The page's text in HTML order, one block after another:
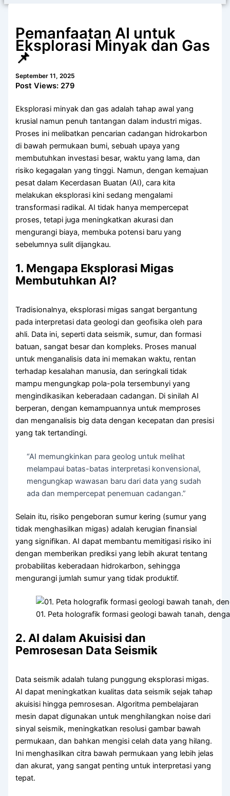
Pemanfaatan AI untuk
Eksplorasi Minyak dan Gas
📌
September 11, 2025
Post Views: 279
Eksplorasi minyak dan gas adalah tahap awal yang
krusial namun penuh tantangan dalam industri migas.
Proses ini melibatkan pencarian cadangan hidrokarbon
di bawah permukaan bumi, sebuah upaya yang
membutuhkan investasi besar, waktu yang lama, dan
risiko kegagalan yang tinggi. Namun, dengan kemajuan
pesat dalam Kecerdasan Buatan (AI), cara kita
melakukan eksplorasi kini sedang mengalami
transformasi radikal. AI tidak hanya mempercepat
proses, tetapi juga meningkatkan akurasi dan
mengurangi biaya, membuka potensi baru yang
sebelumnya sulit dijangkau.
1. Mengapa Eksplorasi Migas
Membutuhkan AI?
Tradisionalnya, eksplorasi migas sangat bergantung
pada interpretasi data geologi dan geofisika oleh para
ahli. Data ini, seperti data seismik, sumur, dan formasi
batuan, sangat besar dan kompleks. Proses manual
untuk menganalisis data ini memakan waktu, rentan
terhadap kesalahan manusia, dan seringkali tidak
mampu mengungkap pola-pola tersembunyi yang
mengindikasikan keberadaan cadangan. Di sinilah AI
berperan, dengan kemampuannya untuk memproses
dan menganalisis big data dengan kecepatan dan presisi
yang tak tertandingi.
“AI memungkinkan para geolog untuk melihat
melampaui batas-batas interpretasi konvensional,
mengungkap wawasan baru dari data yang sudah
ada dan mempercepat penemuan cadangan.”
Selain itu, risiko pengeboran sumur kering (sumur yang
tidak menghasilkan migas) adalah kerugian finansial
yang signifikan. AI dapat membantu memitigasi risiko ini
dengan memberikan prediksi yang lebih akurat tentang
probabilitas keberadaan hidrokarbon, sehingga
mengurangi jumlah sumur yang tidak produktif.
01. Peta holografik formasi geologi bawah tanah,
2. AI dalam Akuisisi dan
Pemrosesan Data Seismik
Data seismik adalah tulang punggung eksplorasi migas.
AI dapat meningkatkan kualitas data seismik sejak tahap
akuisisi hingga pemrosesan. Algoritma pembelajaran
mesin dapat digunakan untuk menghilangkan noise dari
sinyal seismik, meningkatkan resolusi gambar bawah
permukaan, dan bahkan mengisi celah data yang hilang.
Ini menghasilkan citra bawah permukaan yang lebih jelas
dan akurat, yang sangat penting untuk interpretasi yang
tepat.